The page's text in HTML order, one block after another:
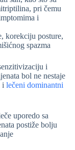
pri čemu
i
korekciju posture,
spazma
i
bol ne nestaje
i lečeni dominantni
uporedo sa
postiže bolju